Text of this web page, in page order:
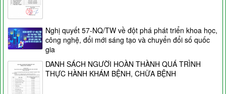
Nghị quyết 57-NQ/TW về đột phá phát triển khoa học,
công nghệ, đổi mới sáng tạo và chuyển đổi số quốc
gia
DANH SÁCH NGƯỜI HOÀN THÀNH QUÁ TRÌNH
THỰC HÀNH KHÁM BỆNH, CHỮA BỆNH